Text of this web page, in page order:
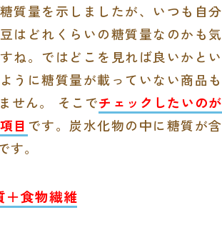
質量を示しましたが、いつも自分
はどれくらいの糖質量なのかも気
ね。ではどこを見れば良いかとい
うに糖質量が載っていない商品も
せん。 そこでチェックしたいのが
目 です。炭水化物の中に糖質が含
す。
＋食物繊維